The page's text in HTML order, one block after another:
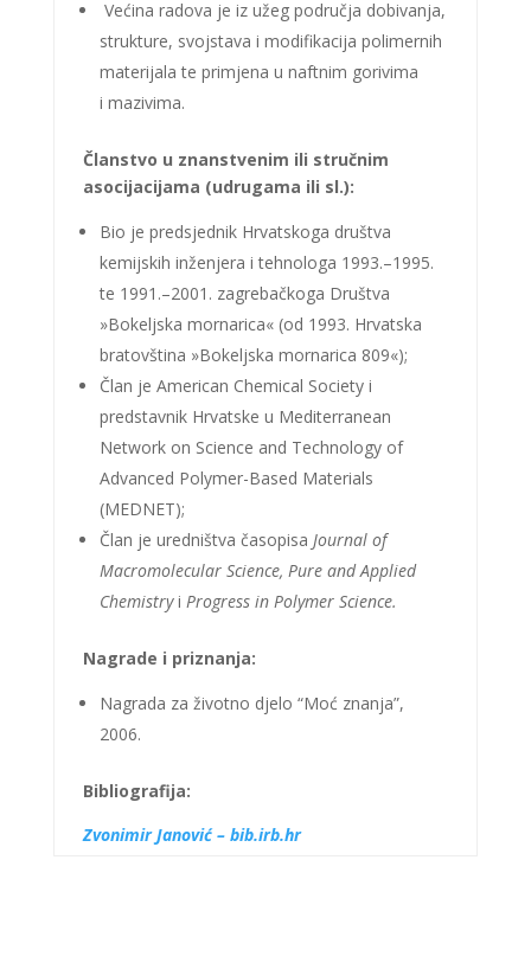
Većina radova je iz užeg područja dobivanja,
strukture, svojstava i modifikacija polimernih
materijala te primjena u naftnim gorivima
i mazivima.
Članstvo u znanstvenim ili stručnim
asocijacijama (udrugama ili sl.):
Bio je predsjednik Hrvatskoga društva
kemijskih inženjera i tehnologa 1993.–1995.
te 1991.–2001. zagrebačkoga Društva
»Bokeljska mornarica« (od 1993. Hrvatska
bratovština »Bokeljska mornarica 809«);
Član je American Chemical Society i
predstavnik Hrvatske u Mediterranean
Network on Science and Technology of
Advanced Polymer-Based Materials
(MEDNET);
Član je uredništva časopisa Journal of
Macromolecular Science, Pure and Applied
Chemistryi Progress in Polymer Science.
Nagrade i priznanja:
Nagrada za životno djelo “Moć znanja”,
2006.
Bibliografija:
Zvonimir Janović – bib.irb.hr